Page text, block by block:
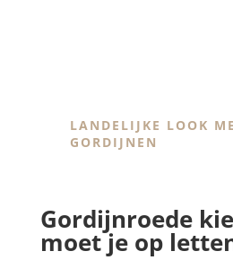
LANDELIJKE LOOK
GORDIJNEN
Gordijnroede
moet je op